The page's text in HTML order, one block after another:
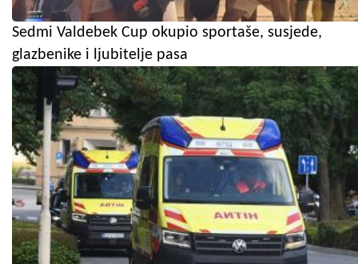
Sedmi Valdebek Cup okupio sportaše, susjede,
glazbenike i ljubitelje pasa